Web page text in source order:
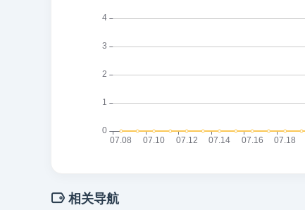
相关导航